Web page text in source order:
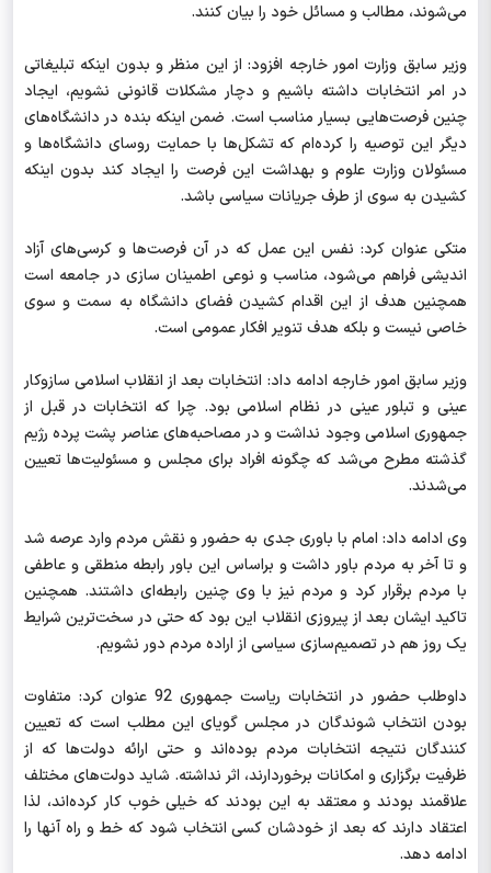
می‌شوند، مطالب و مسائل خود را بیان کنند.
وزیر سابق وزارت امور خارجه افزود: از این منظر و بدون اینکه تبلیغاتی
در امر انتخابات داشته باشیم و دچار مشکلات قانونی نشویم، ایجاد
چنین فرصت‌هایی بسیار مناسب است. ضمن اینکه بنده در دانشگاه‌های
دیگر این توصیه را کرده‌ام که تشکل‌ها با حمایت روسای دانشگاه‌ها و
مسئولان وزارت علوم و بهداشت این فرصت را ایجاد کند بدون اینکه
کشیدن به سوی از طرف جریانات سیاسی باشد.
متکی عنوان کرد: نفس این عمل که در آن فرصت‌ها و کرسی‌های آزاد
اندیشی فراهم می‌شود، مناسب و نوعی اطمینان سازی در جامعه است
همچنین هدف از این اقدام کشیدن فضای دانشگاه به سمت و سوی
خاصی نیست و بلکه هدف تنویر افکار عمومی است.
وزیر سابق امور خارجه ادامه داد: انتخابات بعد از انقلاب اسلامی سازوکار
عینی و تبلور عینی در نظام اسلامی بود. چرا که انتخابات در قبل از
جمهوری اسلامی وجود نداشت و در مصاحبه‌های عناصر پشت پرده رژیم
گذشته مطرح می‌شد که چگونه افراد برای مجلس و مسئولیت‌ها تعیین
می‌شدند.
وی ادامه داد: امام با باوری جدی به حضور و نقش مردم وارد عرصه شد
و تا آخر به مردم باور داشت و براساس این باور رابطه منطقی و عاطفی
با مردم برقرار کرد و مردم نیز با وی چنین رابطه‌ای داشتند. همچنین
تاکید ایشان بعد از پیروزی انقلاب این بود که حتی در سخت‌ترین شرایط
یک روز هم در تصمیم‌سازی سیاسی از اراده مردم دور نشویم.
داوطلب حضور در انتخابات ریاست جمهوری 92 عنوان کرد: متفاوت
بودن انتخاب شوندگان در مجلس گویای این مطلب است که تعیین
کنندگان نتیجه انتخابات مردم بوده‌اند و حتی ارائه دولت‌ها که از
ظرفیت برگزاری و امکانات برخوردارند، اثر نداشته. شاید دولت‌های مختلف
علاقمند بودند و معتقد به این بودند که خیلی خوب کار کرده‌اند، لذا
اعتقاد دارند که بعد از خودشان کسی انتخاب شود که خط و راه آنها را
ادامه دهد.